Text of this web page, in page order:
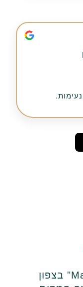
סלון יופי "Marina Kogan" בצפון